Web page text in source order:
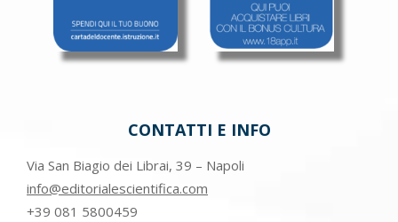
CONTATTI E INFO
Via San Biagio dei Librai, 39 – Napoli
info@editorialescientifica.com
+39 081 5800459